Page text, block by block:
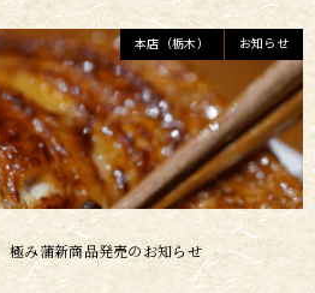
本店（栃木） お知らせ
極み蒲新商品発売のお知らせ